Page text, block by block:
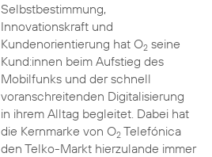
Selbstbestimmung,
Innovationskraft und
Kundenorientierung hat O2seine
Kund:innen beim Aufstieg des
Mobilfunks und der schnell
voranschreitenden Digitalisierung
in ihrem Alltag begleitet. Dabei hat
die Kernmarke von O2Telefónica
den Telko-Markt hierzulande immer